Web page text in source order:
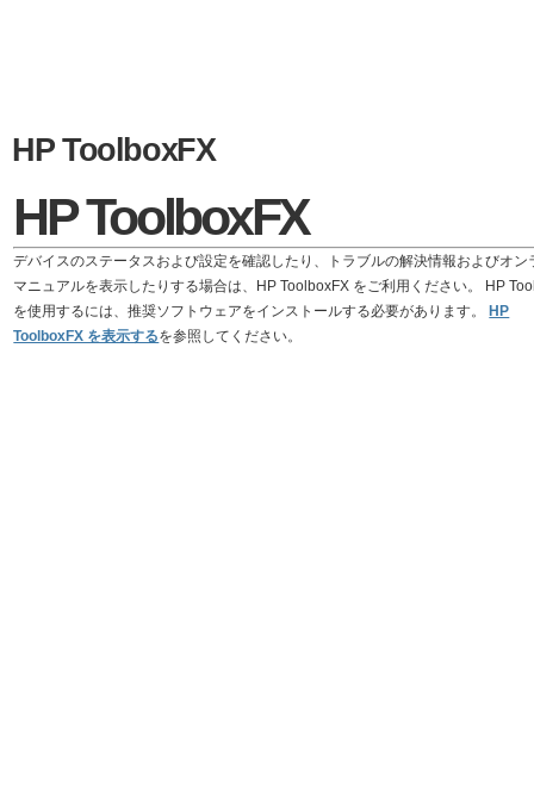
HP ToolboxFX
HP ToolboxFX
デバイスのステータスおよび設定を確認したり、トラブルの解決情報およびオン
マニュアルを表示したりする場合は、HP ToolboxFX をご利用ください。 HP
を使用するには、推奨ソフトウェアをインストールする必要があります。
HP
ToolboxFX を表示するを参照してください。